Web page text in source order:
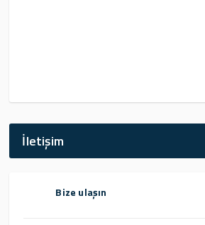
İletişim
Bize ulaşın